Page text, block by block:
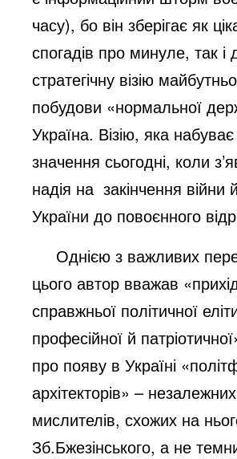
часу), бо він зберігає як
спогадів про минуле, так і
стратегічну візію
побудови «нормальної
Україна. Візію, яка
значення сьогодні, коли
надія на закінчення війни
України до повоєнного
Однією з важливих
цього автор вважав
справжньої політичної
професійної й
про появу в Україні
архітекторів» – незалежних
мислителів, схожих на
Зб.Бжезінського, а не